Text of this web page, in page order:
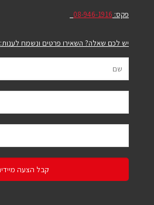
פקס: 08-946-1916
יש לכם שאלה? השאירו פרטים ונשמח לענות: